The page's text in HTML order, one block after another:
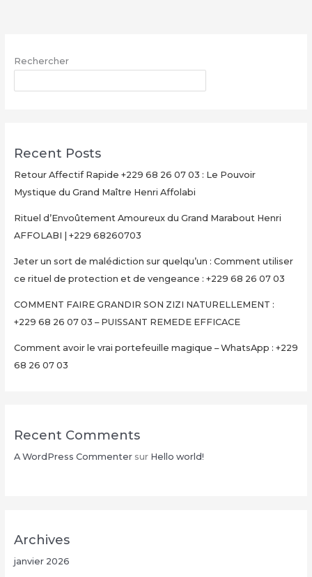
:
68
Rechercher
Recent Posts
Retour Affectif Rapide +229 68 26 07 03 : Le Pouvoir
Mystique du Grand Maître Henri Affolabi
Rituel d’Envoûtement Amoureux du Grand Marabout Henri
AFFOLABI | +229 68260703
Jeter un sort de malédiction sur quelqu’un : Comment utiliser
ce rituel de protection et de vengeance : +229 68 26 07 03
COMMENT FAIRE GRANDIR SON ZIZI NATURELLEMENT :
+229 68 26 07 03 – PUISSANT REMEDE EFFICACE
Comment avoir le vrai portefeuille magique – WhatsApp : +229
68 26 07 03
Recent Comments
A WordPress Commentersur Hello world!
Archives
janvier 2026